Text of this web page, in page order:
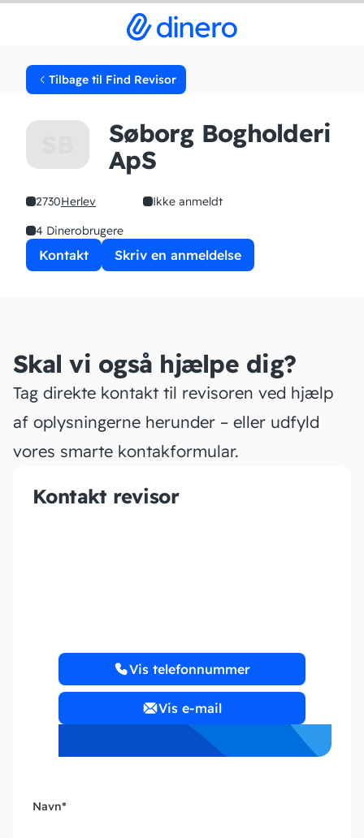
Tilbage til Find Revisor
Søborg Bogholderi
ApS
2730Herlev
Ikke anmeldt
4 Dinerobrugere
Kontakt Skriv en anmeldelse
Skal vi også hjælpe dig?
Tag direkte kontakt til revisoren ved hjælp
af oplysningerne herunder – eller udfyld
vores smarte kontakformular.
Kontakt revisor
Vis telefonnummer
Vis e-mail
Navn*